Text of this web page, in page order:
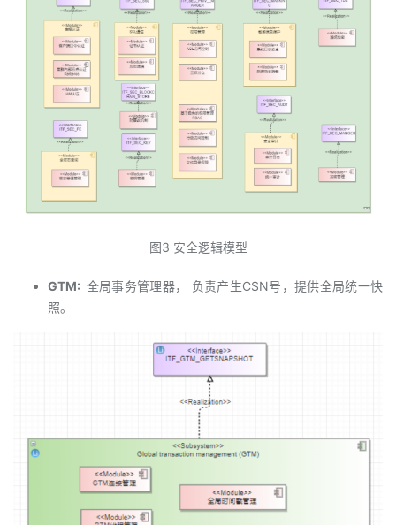
图3 安全逻辑模型
GTM: 全局事务管理器， 负责产生CSN号，提供全局统一快
照。